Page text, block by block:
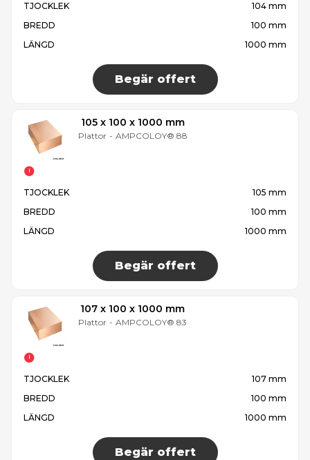
TJOCKLEK
104 mm
BREDD
100 mm
LÄNGD
1000 mm
Begär offert
105 x 100 x 1000 mm
Plattor - AMPCOLOY® 88
TJOCKLEK
105 mm
BREDD
100 mm
LÄNGD
1000 mm
Begär offert
107 x 100 x 1000 mm
Plattor - AMPCOLOY® 83
TJOCKLEK
107 mm
BREDD
100 mm
LÄNGD
1000 mm
Begär offert